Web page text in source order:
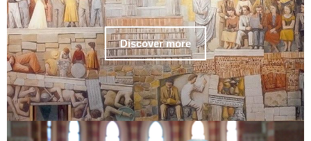
Discover more